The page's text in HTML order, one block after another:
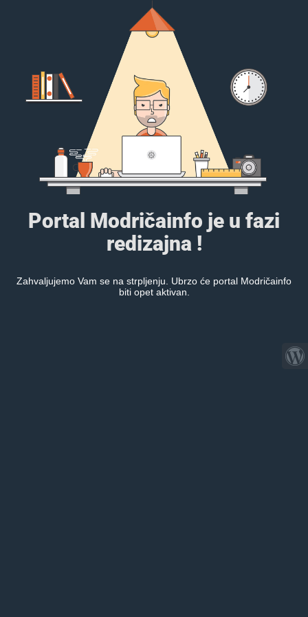
Portal Modričainfo je u fazi
redizajna !
Zahvaljujemo Vam se na strpljenju. Ubrzo će portal Modričainfo
biti opet aktivan.